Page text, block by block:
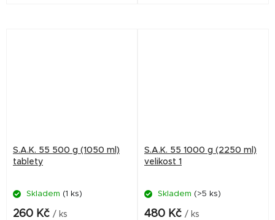
S.A.K. 55 500 g (1050 ml)
tablety
Skladem (1 ks)
260 Kč / ks
S.A.K. 55 1000 g (2250 ml)
velikost 1
Skladem (>5 ks)
480 Kč / ks